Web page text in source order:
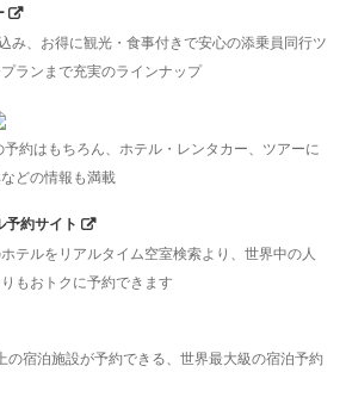
み、お得に観光・食事付きで安心の添乗員同行ツ
ランまで充実のラインナップ
約はもちろん、ホテル・レンタカー、ツアーに
どの情報も満載
予約サイト
テルをリアルタイム空室検索より、世界中の人
もおトクに予約できます
の宿泊施設が予約できる、世界最大級の宿泊予約